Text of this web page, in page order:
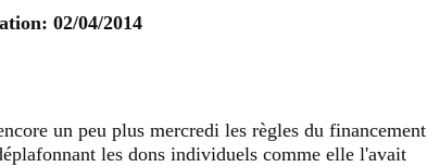
02/04/2014
un peu plus mercredi les règles du financement
les dons individuels comme elle l'avait